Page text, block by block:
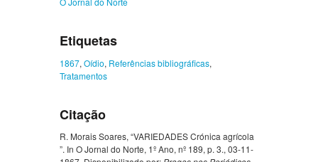
Etiquetas
1867, Oídio, Referências bibliográficas,
Tratamentos
Citação
R. Morais Soares, “VARIEDADES Crónica agrícola
”. In O Jornal do Norte, 1º Ano, nº 189, p. 3., 03-11-